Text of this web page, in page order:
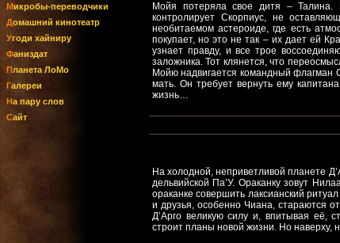
Микробы-переводчики
Домашний кинотеатр
Угоди хайниру
Фаниздат
Планета ЛоМо
Галереи
На пару слов
Сайт
Мойя потеряла свое дитя – Талина.
контролирует Скорпиус, не
необитаемом астероиде, где есть
покупает, но это не так – их дает ей
узнает правду, и все трое
заложника. Тот клянется, что
Мойю надвигается командный флагман
мать. Он требует вернуть ему
жизнь…
На холодной, неприветливой планете
дельвийской Па’У. Ораканку зовут
ораканке совершить лаксианский
и друзья, особенно Чиана, стараются
Д’Арго великую силу и, впитывая её,
строит планы новой жизни. Но наверху,